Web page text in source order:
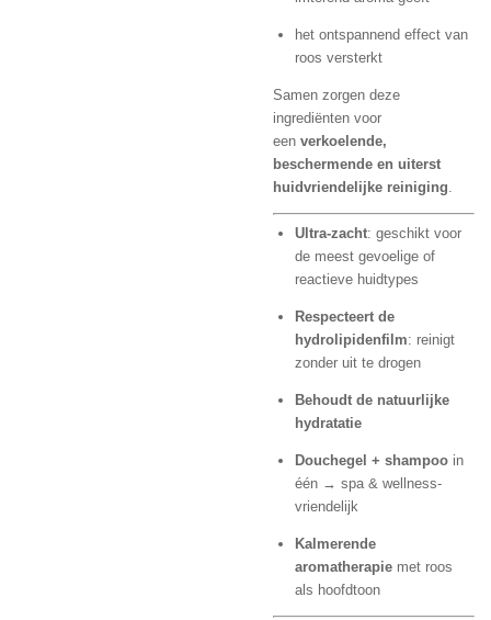
het ontspannend effect van
roos versterkt
Samen zorgen deze
ingrediënten voor
een verkoelende,
beschermende en uiterst
huidvriendelijke reiniging
Ultra-zacht: geschikt voor
de meest gevoelige of
reactieve huidtypes
Respecteert de
hydrolipidenfilm: reinigt
zonder uit te drogen
Behoudt de natuurlijke
hydratatie
Douchegel + shampoo in
één → spa & wellness-
vriendelijk
Kalmerende
aromatherapie met roos
als hoofdtoon